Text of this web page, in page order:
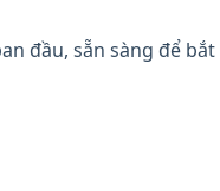
đầu, sẵn sàng để